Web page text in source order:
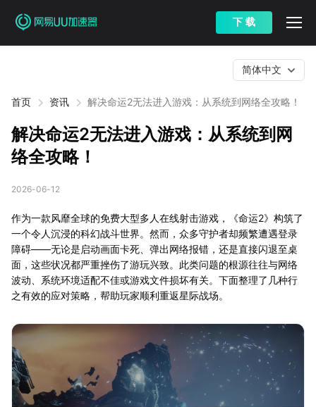
下 载
首页 资讯 解决命运2无法进入游戏：从系统到网络全攻略！
简体中文
解决命运2无法进入游戏：从系统到网
络全攻略！
2026-06-12
作为一款风靡全球的免费大型多人在线射击游戏，《命运2》构筑了
一个令人沉浸的科幻战斗世界。然而，众多守护者却频繁遭遇登录
障碍——无论是启动画面卡死、弹出网络报错，还是直接闪退至桌
面，这些状况都严重挫伤了游玩兴致。此类问题的根源往往与网络
波动、系统环境适配不佳或游戏文件损坏有关。下面整理了几种行
之有效的应对策略，帮助玩家顺利重返星际战场。